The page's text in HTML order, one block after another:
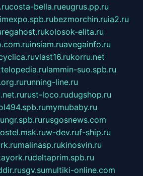
costa-bella.rueugrus.pp.ru
bezmorchin.ruia2.ru
regahost.rukolosok-elita.ru
insiam.ruavegainfo.ru
vlast16.rukorru.net
lammin-suo.spb.ru
running-line.ru
rust-loco.rudugshop.ru
mymubaby.ru
ngr.spb.rurusgosnews.com
w-dev.ruf-ship.ru
malinasp.rukinosvin.ru
deltaprim.spb.ru
sgv.sumultiki-online.com